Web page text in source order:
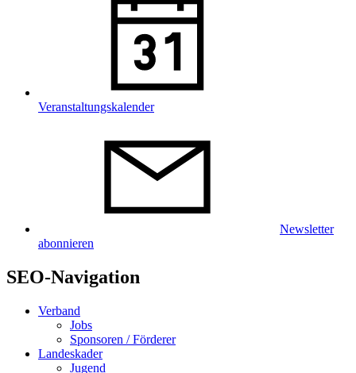
Veranstaltungskalender
Newsletter
abonnieren
SEO-Navigation
Verband
Jobs
Sponsoren / Förderer
Landeskader
Jugend